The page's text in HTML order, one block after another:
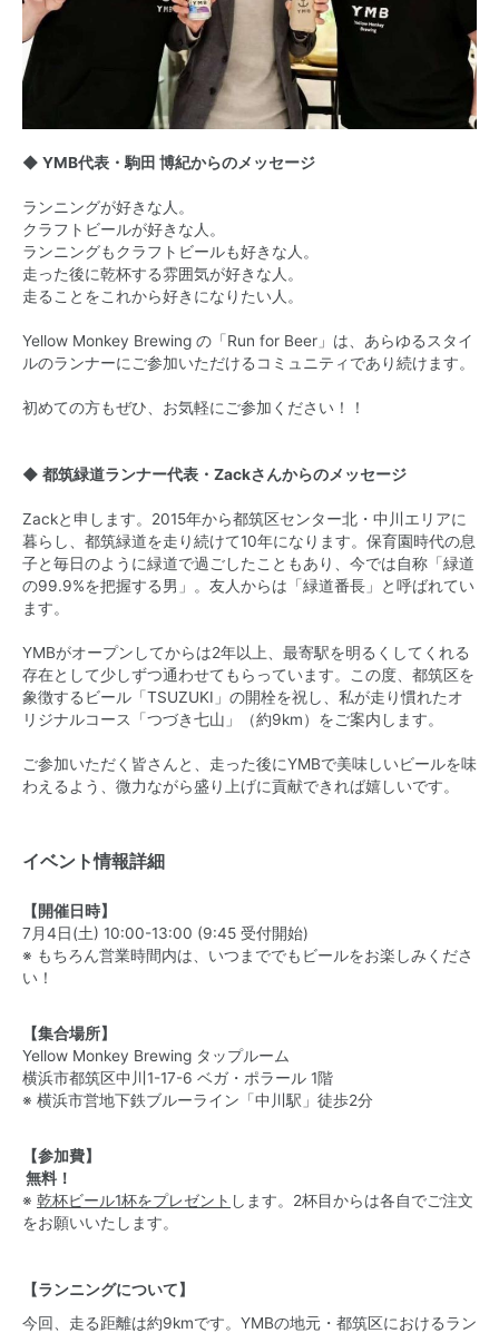
◆ YMB代表・駒田 博紀からのメッセージ
ランニングが好きな人。
クラフトビールが好きな人。
ランニングもクラフトビールも好きな人。
走った後に乾杯する雰囲気が好きな人。
走ることをこれから好きになりたい人。
Yellow Monkey Brewing の「Run for Beer」は、あらゆるスタイ
ルのランナーにご参加いただけるコミュニティであり続けます。
初めての方もぜひ、お気軽にご参加ください！！
◆ 都筑緑道ランナー代表・Zackさんからのメッセージ
Zackと申します。2015年から都筑区センター北・中川エリアに
暮らし、都筑緑道を走り続けて10年になります。保育園時代の息
子と毎日のように緑道で過ごしたこともあり、今では自称「緑道
の99.9%を把握する男」。友人からは「緑道番長」と呼ばれてい
ます。
YMBがオープンしてからは2年以上、最寄駅を明るくしてくれる
存在として少しずつ通わせてもらっています。この度、都筑区を
象徴するビール「TSUZUKI」の開栓を祝し、私が走り慣れたオ
リジナルコース「つづき七山」（約9km）をご案内します。
ご参加いただく皆さんと、走った後にYMBで美味しいビールを味
わえるよう、微力ながら盛り上げに貢献できれば嬉しいです。
イベント情報詳細
【開催日時】
7月4日(土) 10:00-13:00 (9:45 受付開始)
※ もちろん営業時間内は、いつまででもビールをお楽しみくださ
い！
【集合場所】
Yellow Monkey Brewing タップルーム
横浜市都筑区中川1-17-6 ベガ・ポラール 1階
※ 横浜市営地下鉄ブルーライン「中川駅」徒歩2分
【参加費】
無料！
※ 乾杯ビール1杯をプレゼント します。2杯目からは各自でご注文
をお願いいたします。
【ランニングについて】
今回、走る距離は約9kmです。YMBの地元・都筑区におけるラン